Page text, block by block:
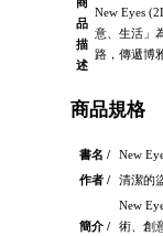
品
描
述
New Eyes
意、生活」
路，傳遞博
商品規格
書名 /
New
作者 /
清潔的
簡介 /
New
術、創